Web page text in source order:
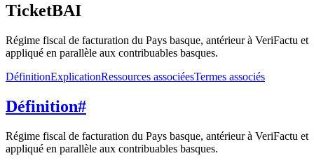
TicketBAI
Régime fiscal de facturation du Pays basque, antérieur à VeriFactu et
appliqué en parallèle aux contribuables basques.
DéfinitionExplicationRessources associéesTermes associés
Définition#
Régime fiscal de facturation du Pays basque, antérieur à VeriFactu et
appliqué en parallèle aux contribuables basques.